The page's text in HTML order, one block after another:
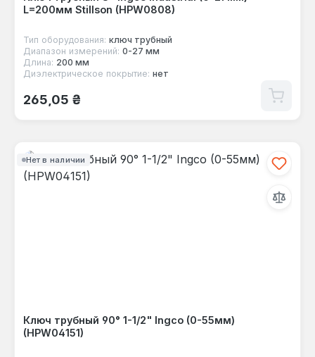
L=200мм Stillson (HPW0808)
Тип оборудования: ключ трубный
Диапазон измерений: 0-27 мм
Длина: 200 мм
Диэлектрическое покрытие: нет
Обычная цена:
265,05 ₴
Нет в наличии
Ключ трубный 90° 1-1/2" Ingco (0-55мм)
(HPW04151)